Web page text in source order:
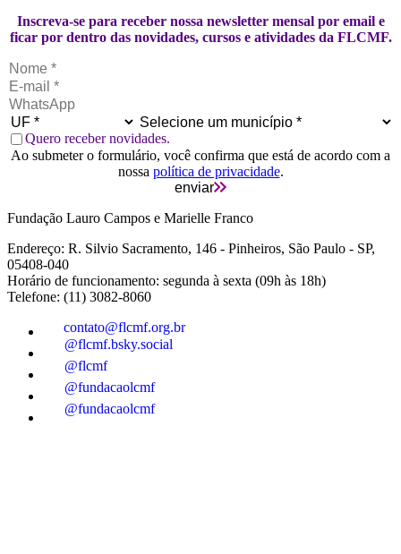
Inscreva-se para receber nossa newsletter mensal por email e
ficar por dentro das novidades, cursos e atividades da FLCMF.
Quero receber novidades.
Ao submeter o formulário, você confirma que está de acordo com a
nossa política de privacidade.
enviar
Fundação Lauro Campos e Marielle Franco
Endereço: R. Silvio Sacramento, 146 - Pinheiros, São Paulo - SP,
05408-040
Horário de funcionamento: segunda à sexta (09h às 18h)
Telefone: (11) 3082-8060
contato@flcmf.org.br
@flcmf.bsky.social
@flcmf
@fundacaolcmf
@fundacaolcmf